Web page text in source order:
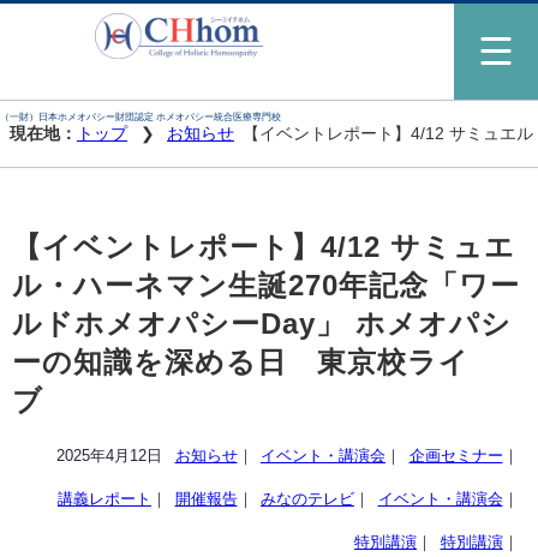
（一財）日本ホメオパシー財団認定 ホメオパシー統合医療専門校
現在地： トップ お知らせ 【イベントレポート】4/12 サミュ
【イベントレポート】4/12 サミュエ
ル・ハーネマン生誕270年記念「ワー
ルドホメオパシーDay」 ホメオパシ
ーの知識を深める日 東京校ライ
ブ
2025年4月12日 お知らせ｜ イベント・講演会 ｜ 企画セミナー ｜
講義レポート ｜ 開催報告｜ みなのテレビ ｜ イベント・講演会｜
特別講演 ｜ 特別講演｜